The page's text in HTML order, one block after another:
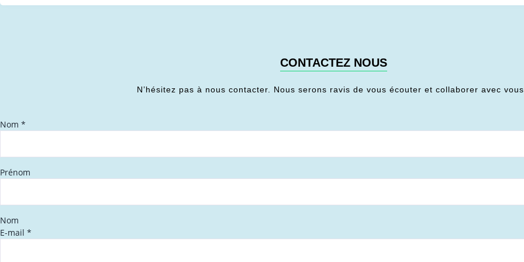
CONTACTEZ NOUS
N’hésitez pas à nous contacter. Nous serons ravis de vous écouter et collaborer avec
Nom *
Prénom
Nom
E-mail *